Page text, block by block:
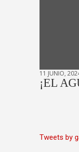
11 JUNIO,
¡EL
Tweets by